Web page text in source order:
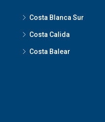
Costa Blanca Sur
Costa Calida
Costa Balear